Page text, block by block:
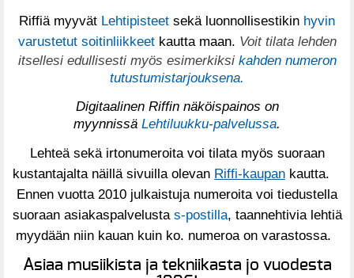
Riffiä myyvät Lehtipisteet sekä luonnollisestikin hyvin
varustetut soitinliikkeetkautta maan. Voit tilata lehden
itsellesi edullisesti myös esimerkiksi kahden numeron
tutustumistarjouksena.
Digitaalinen Riffin näköispainos on
myynnissä Lehtiluukku-palvelussa.
Lehteä sekä irtonumeroita voi tilata myös suoraan
kustantajalta näillä sivuilla olevan Riffi-kaupan kautta.
Ennen vuotta 2010 julkaistuja numeroita voi tiedustella
suoraan asiakaspalvelusta s-postilla, taannehtivia lehtiä
myydään niin kauan kuin ko. numeroa on varastossa.
Asiaa musiikista ja tekniikasta jo vuodesta